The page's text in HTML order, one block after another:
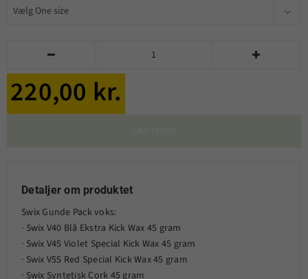
 
220,00 kr.
Detaljer om produktet
Swix Gunde Pack voks:
· Swix V40 Blå Ekstra Kick Wax 45 gram
· Swix V45 Violet Special Kick Wax 45 gram
· Swix V55 Red Special Kick Wax 45 gram
· Swix Syntetisk Cork 45 gram